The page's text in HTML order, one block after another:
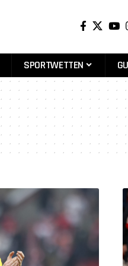
SPORTWETTEN